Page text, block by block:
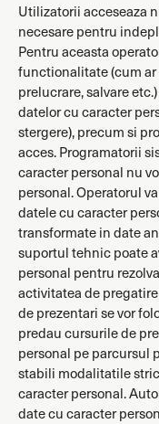
Utilizatorii acceseaza
necesare pentru
Pentru aceasta
functionalitate (cum
prelucrare, salvare
datelor cu caracter
stergere), precum si
acces. Programatorii
caracter personal nu
personal. Operatorul
datele cu caracter
transformate in date
suportul tehnic poate
personal pentru
activitatea de
de prezentari se vor
predau cursurile de
personal pe parcursul
stabili modalitatile
caracter personal.
date cu caracter